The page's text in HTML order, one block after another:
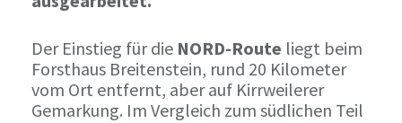
Der Einstieg für die NORD-Route liegt beim
Forsthaus Breitenstein, rund 20 Kilometer
vom Ort entfernt, aber auf Kirrweilerer
Gemarkung. Im Vergleich zum südlichen Teil